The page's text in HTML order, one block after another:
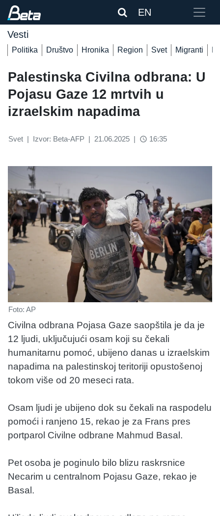
EN
Vesti
Politika Društvo Hronika Region Svet Migranti
Palestinska Civilna odbrana: U
Pojasu Gaze 12 mrtvih u
izraelskim napadima
Svet | Izvor: Beta-AFP | 21.06.2025 | access_time 16:35
Foto: AP
Civilna odbrana Pojasa Gaze saopštila je da je
12 ljudi, uključujući osam koji su čekali
humanitarnu pomoć, ubijeno danas u izraelskim
napadima na palestinskoj teritoriji opustošenoj
tokom više od 20 meseci rata.
Osam ljudi je ubijeno dok su čekali na raspodelu
pomoći i ranjeno 15, rekao je za Frans pres
portparol Civilne odbrane Mahmud Basal.
Pet osoba je poginulo bilo blizu raskrsnice
Necarim u centralnom Pojasu Gaze, rekao je
Basal.